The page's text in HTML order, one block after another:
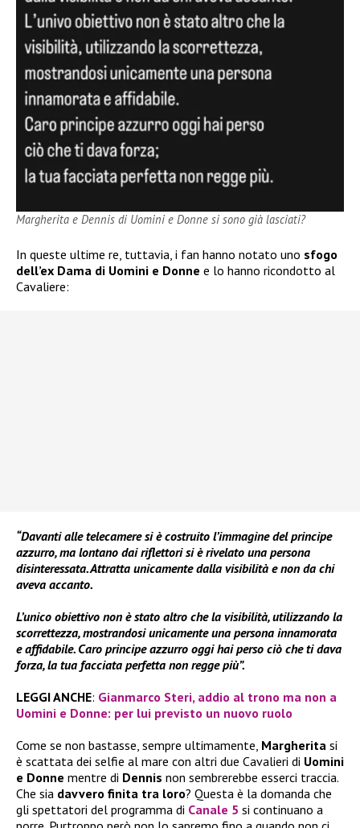
Margherita e Dennis di Uomini e Donne si sono già lasciati?
In queste ultime re, tuttavia, i fan hanno notato uno sfogo
dell’ex Dama di Uomini e Donne e lo hanno ricondotto al
Cavaliere:
“Davanti alle telecamere si è costruito l’immagine del principe
azzurro, ma lontano dai riflettori si è rivelato una persona
disinteressata. Attratta unicamente dalla visibilità e non da chi
aveva accanto.
L’unico obiettivo non è stato altro che la visibilità, utilizzando la
scorrettezza, mostrandosi unicamente una persona innamorata
e affidabile. Caro principe azzurro oggi hai perso ciò che ti dava
forza, la tua facciata perfetta non regge più”.
LEGGI ANCHE: Gianmarco Steri, addio al trono ma non a
Uomini e Donne: per lui previsto un nuovo ruolo
Come se non bastasse, sempre ultimamente, Margherita si
è scattata dei selfie al mare con altri due Cavalieri di Uomini
e Donne mentre di Dennis non sembrerebbe esserci traccia.
Che sia davvero finita tra loro? Questa è la domanda che
gli spettatori del programma di Canale 5 si continuano a